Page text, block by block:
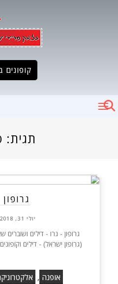
קופונים
תגית:
יולי 31, 2018
אופנה ,